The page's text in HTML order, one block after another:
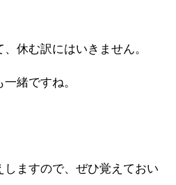
休む訳にはいきません。
緒ですね。
ますので、ぜひ覚えておい